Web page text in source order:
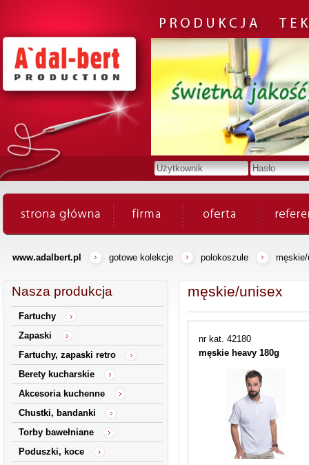
www.adalbert.pl gotowe kolekcje polokoszule
Nasza produkcja
Fartuchy
Zapaski
Fartuchy, zapaski retro
Berety kucharskie
Akcesoria kuchenne
Chustki, bandanki
Torby bawełniane
Poduszki, koce
męskie/unisex
nr kat. 42180
męskie heavy 180g